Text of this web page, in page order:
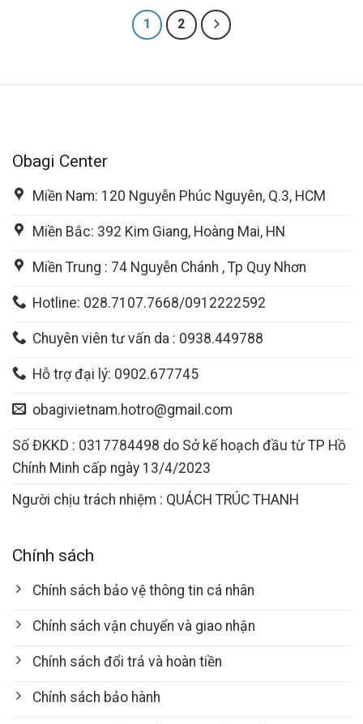
2.502.000 ₫.
1 2
Obagi Center
Miền Nam: 120 Nguyễn Phúc Nguyên, Q.3, HCM
Miền Bắc: 392 Kim Giang, Hoàng Mai, HN
Miền Trung : 74 Nguyễn Chánh , Tp Quy Nhơn
Hotline: 028.7107.7668/0912222592
Chuyên viên tư vấn da : 0938.449788
Hỗ trợ đại lý: 0902.677745
obagivietnam.hotro@gmail.com
Số ĐKKD : 0317784498 do Sở kế hoạch đầu từ TP Hồ
Chính Minh cấp ngày 13/4/2023
Người chịu trách nhiệm : QUÁCH TRÚC THANH
Chính sách
Chính sách bảo vệ thông tin cá nhân
Chính sách vận chuyển và giao nhận
Chính sách đổi trả và hoàn tiền
Chính sách bảo hành